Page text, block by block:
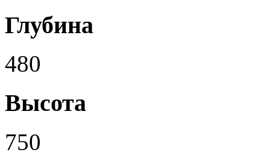
Глубина
480
Высота
750